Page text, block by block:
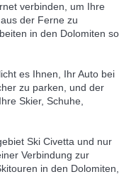
verbinden, um Ihre
der Ferne zu
in den Dolomiten so
es Ihnen, Ihr Auto bei
zu parken, und der
Skier, Schuhe,
Ski Civetta und nur
Verbindung zur
in den Dolomiten,